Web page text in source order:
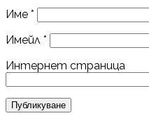
Име *
Имейл *
Интернет страница